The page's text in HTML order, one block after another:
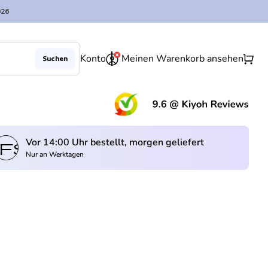
Suchen Konto Meinen Warenkorb ansehenshopping_cart
Vor 14:00 Uhr bestellt, morgen geliefert
Nur an Werktagen